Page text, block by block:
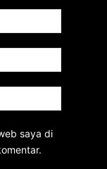
saya di